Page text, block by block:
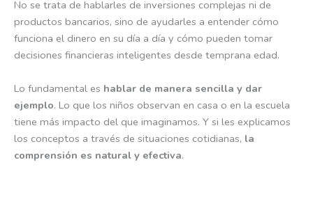
No se trata de hablarles de inversiones complejas ni de
productos bancarios, sino de ayudarles a entender cómo
funciona el dinero en su día a día y cómo pueden tomar
decisiones financieras inteligentes desde temprana edad.
Lo fundamental es hablar de manera sencilla y dar
ejemplo. Lo que los niños observan en casa o en la escuela
tiene más impacto del que imaginamos. Y si les explicamos
los conceptos a través de situaciones cotidianas, la
comprensión es natural y efectiva.